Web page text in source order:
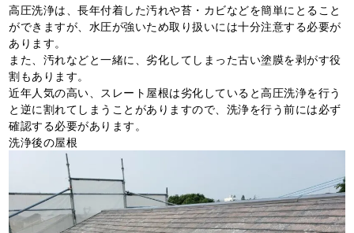
高圧洗浄は、長年付着した汚れや苔・カビなどを簡単にとること
ができますが、水圧が強いため取り扱いには十分注意する必要が
あります。
また、汚れなどと一緒に、劣化してしまった古い塗膜を剥がす役
割もあります。
近年人気の高い、スレート屋根は劣化していると高圧洗浄を行う
と逆に割れてしまうことがありますので、洗浄を行う前には必ず
確認する必要があります。
洗浄後の屋根